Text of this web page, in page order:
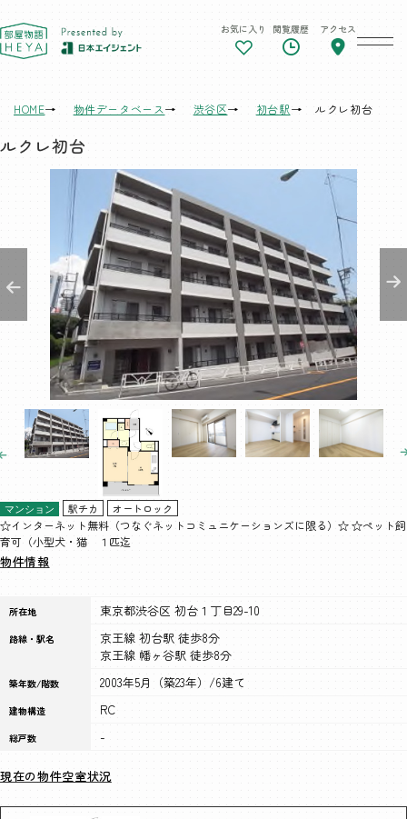
東京 部屋物語 お気に入り 閲覧履歴 アクセス
HOME 物件データベース 渋谷区 初台駅 ルクレ初台
ルクレ初台
マンション 駅チカ オートロック
☆インターネット無料（つなぐネットコミュニケーションズに限る）☆ ☆ペット飼
育可（小型犬・猫 １匹迄
物件情報
所在地 東京都渋谷区 初台１丁目29-10
路線・駅名
京王線 初台駅 徒歩8分
京王線 幡ヶ谷駅 徒歩8分
築年数/階数 2003年5月（築23年）/6建て
建物構造 RC
総戸数 -
現在の物件空室状況